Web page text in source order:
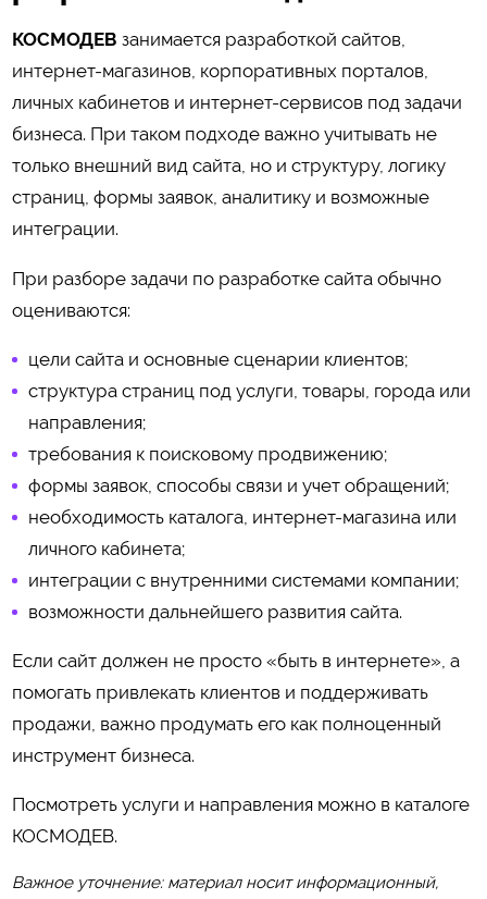
КОСМОДЕВ занимается разработкой сайтов,
интернет-магазинов, корпоративных порталов,
личных кабинетов и интернет-сервисов под задачи
бизнеса. При таком подходе важно учитывать не
только внешний вид сайта, но и структуру, логику
страниц, формы заявок, аналитику и возможные
интеграции.
При разборе задачи по разработке сайта обычно
оцениваются:
цели сайта и основные сценарии клиентов;
структура страниц под услуги, товары, города или
направления;
требования к поисковому продвижению;
формы заявок, способы связи и учет обращений;
необходимость каталога, интернет-магазина или
личного кабинета;
интеграции с внутренними системами компании;
возможности дальнейшего развития сайта.
Если сайт должен не просто «быть в интернете», а
помогать привлекать клиентов и поддерживать
продажи, важно продумать его как полноценный
инструмент бизнеса.
Посмотреть услуги и направления можно в каталоге
КОСМОДЕВ.
Важное уточнение: материал носит информационный,